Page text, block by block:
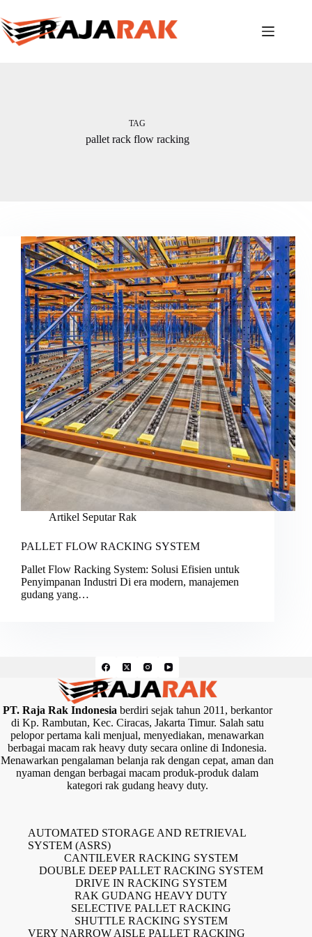
to
content
TAG
pallet rack flow racking
Artikel Seputar Rak
PALLET FLOW RACKING SYSTEM
Pallet Flow Racking System: Solusi Efisien untuk
Penyimpanan Industri Di era modern, manajemen
gudang yang…
PT. Raja Rak Indonesiaberdiri sejak tahun 2011, berkantor
di Kp. Rambutan, Kec. Ciracas, Jakarta Timur. Salah satu
pelopor pertama kali menjual, menyediakan, menawarkan
berbagai macam rak heavy duty secara online di Indonesia.
Menawarkan pengalaman belanja rak dengan cepat, aman dan
nyaman dengan berbagai macam produk-produk dalam
kategori rak gudang heavy duty.
AUTOMATED STORAGE AND RETRIEVAL
SYSTEM (ASRS)
CANTILEVER RACKING SYSTEM
DOUBLE DEEP PALLET RACKING SYSTEM
DRIVE IN RACKING SYSTEM
RAK GUDANG HEAVY DUTY
SELECTIVE PALLET RACKING
SHUTTLE RACKING SYSTEM
VERY NARROW AISLE PALLET RACKING